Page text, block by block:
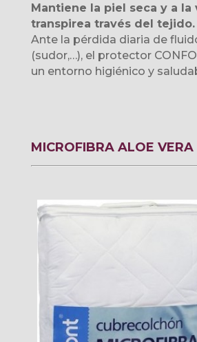
Mantiene la piel seca y a la
transpirea través del tejido.
Ante la pérdida diaria de
(sudor,…), el protector
un entorno higiénico y
MICROFIBRA ALOE VERA